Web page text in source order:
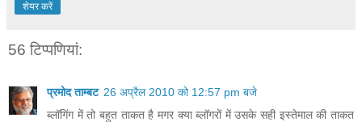
शेयर करें
56 टिप्‍पणियां:
प्रमोद ताम्बट 26 अप्रैल 2010 को 12:57 pm बजे
ब्लॉगिंग में तो बहुत ताकत है मगर क्या ब्लॉगरों में उसके सही इस्तेमाल की ताकत